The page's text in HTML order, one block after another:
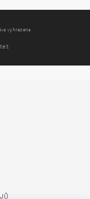
vyhrazena